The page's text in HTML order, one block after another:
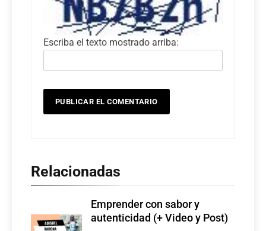
Escriba el texto mostrado arriba:
Relacionadas
Emprender con sabor y
autenticidad (+ Video y Post)